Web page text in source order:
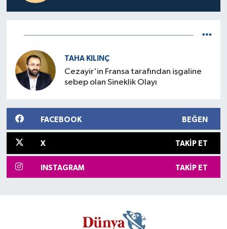
TAHA KILINÇ
Cezayir'in Fransa tarafından işgaline
sebep olan Sineklik Olayı
FACEBOOK BEĞEN
X TAKIP ET
INSTAGRAM TAKIP ET